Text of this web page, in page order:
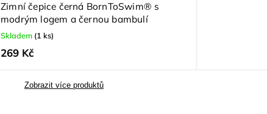
Zimní čepice černá BornToSwim® s
modrým logem a černou bambulí
Skladem (1 ks)
269 Kč
Zobrazit více produktů